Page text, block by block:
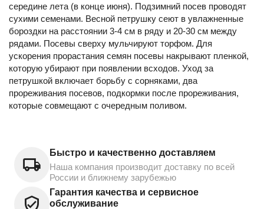
середине лета (в конце июня). Подзимний посев проводят
сухими семенами. Весной петрушку сеют в увлажненные
бороздки на расстоянии 3-4 см в ряду и 20-30 см между
рядами. Посевы сверху мульчируют торфом. Для
ускорения прорастания семян посевы накрывают пленкой,
которую убирают при появлении всходов. Уход за
петрушкой включает борьбу с сорняками, два
прореживания посевов, подкормки после прореживания,
которые совмещают с очередным поливом.
Быстро и качественно доставляем
Наша компания производит доставку по всей
России и ближнему зарубежью
Гарантия качества и сервисное
обслуживание